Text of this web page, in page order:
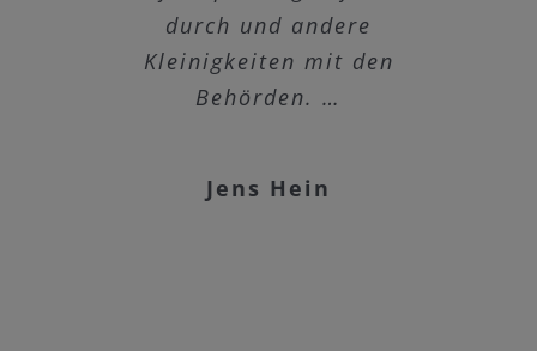
durch und andere
Kleinigkeiten mit den
Behörden. …
Jens Hein
zurückgreifen. Vielen Dank
nochmals.